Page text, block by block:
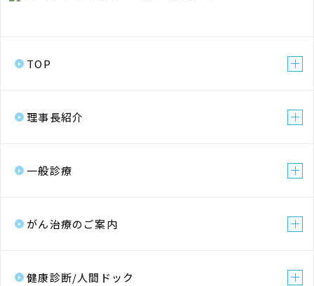
TOP
理事長紹介
一般診療
がん治療のご案内
健康診断/人間ドック